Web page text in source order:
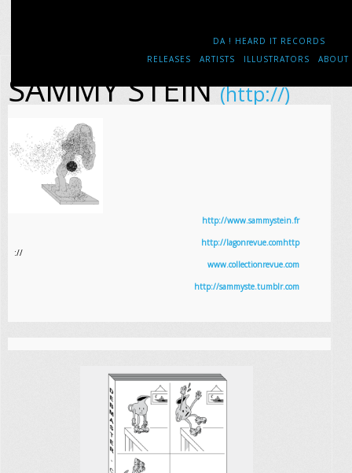
DA ! HEARD IT RECORDS
RELEASES
ARTISTS ILLUSTRATORS ABOUT
SAMMY STEIN(http://)
http://www.sammystein.fr
http://lagonrevue.comhttp
://
www.collectionrevue.com
http://sammyste.tumblr.com